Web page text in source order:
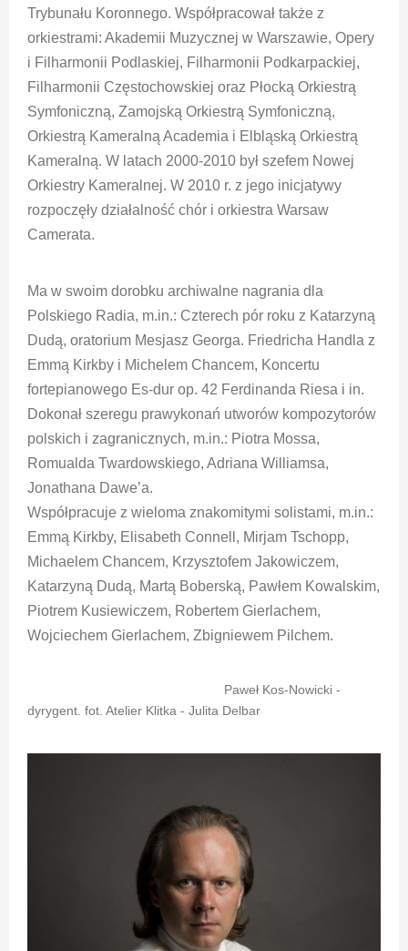
Trybunału Koronnego. Współpracował także z
orkiestrami: Akademii Muzycznej w Warszawie, Opery
i Filharmonii Podlaskiej, Filharmonii Podkarpackiej,
Filharmonii Częstochowskiej oraz Płocką Orkiestrą
Symfoniczną, Zamojską Orkiestrą Symfoniczną,
Orkiestrą Kameralną Academia i Elbląską Orkiestrą
Kameralną. W latach 2000-2010 był szefem Nowej
Orkiestry Kameralnej. W 2010 r. z jego inicjatywy
rozpoczęły działalność chór i orkiestra Warsaw
Camerata.
Ma w swoim dorobku archiwalne nagrania dla
Polskiego Radia, m.in.: Czterech pór roku z Katarzyną
Dudą, oratorium Mesjasz Georga. Friedricha Handla z
Emmą Kirkby i Michelem Chancem, Koncertu
fortepianowego Es-dur op. 42 Ferdinanda Riesa i in.
Dokonał szeregu prawykonań utworów kompozytorów
polskich i zagranicznych, m.in.: Piotra Mossa,
Romualda Twardowskiego, Adriana Williamsa,
Jonathana Dawe’a.
Współpracuje z wieloma znakomitymi solistami, m.in.:
Emmą Kirkby, Elisabeth Connell, Mirjam Tschopp,
Michaelem Chancem, Krzysztofem Jakowiczem,
Katarzyną Dudą, Martą Boberską, Pawłem Kowalskim,
Piotrem Kusiewiczem, Robertem Gierlachem,
Wojciechem Gierlachem, Zbigniewem Pilchem.
Paweł Kos-Nowicki -
dyrygent. fot. Atelier Klitka - Julita Delbar